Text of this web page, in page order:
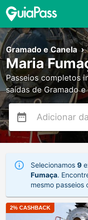
Gramado e Canela ›
Maria
Passeios completos
saídas de Gramado e
Selecionamos 9
Fumaça.
mesmo passeios
2% CASHBACK